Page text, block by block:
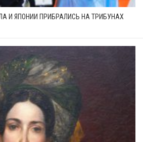
И ЯПОНИИ ПРИБРАЛИСЬ НА ТРИБУНАХ